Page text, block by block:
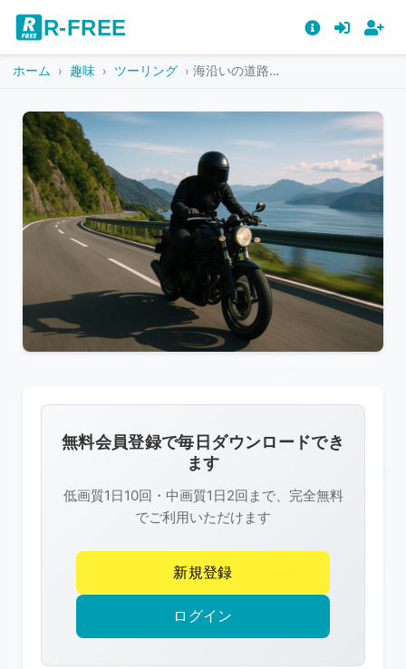
R-FREE
ホーム 趣味 ツーリング 海沿いの道路を走るライダー
像
は
R-
FREE
作
権
無料会員登録で毎日ダウンロードでき
ます
低画質1日10回・中画質1日2回まで、完全無料
でご利用いただけます
新規登録
ログイン